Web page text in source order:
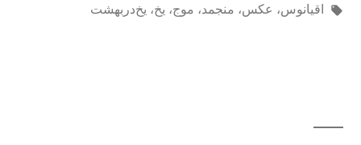
شده
برچسب‌ها:
اقیانوس، عکس، منجمد، موج، یخ، یخ‌دربهشت